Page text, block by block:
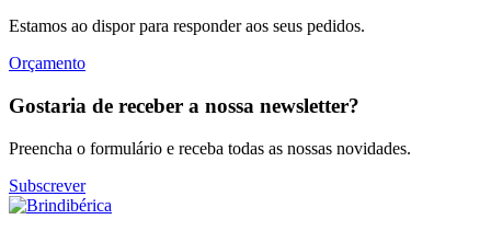
Estamos ao dispor para responder aos seus pedidos.
Orçamento
Gostaria de receber a nossa newsletter?
Preencha o formulário e receba todas as nossas novidades.
Subscrever